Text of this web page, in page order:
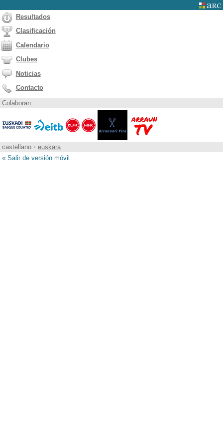
Resultados
Clasificación
Calendario
Clubes
Noticias
Contacto
Colaboran
castellano • euskara
« Salir de versión móvil